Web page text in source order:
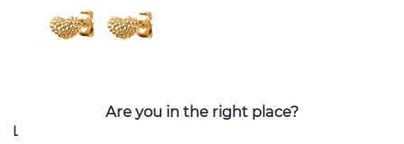
Love bubble studs Guld
Are you in the right place?